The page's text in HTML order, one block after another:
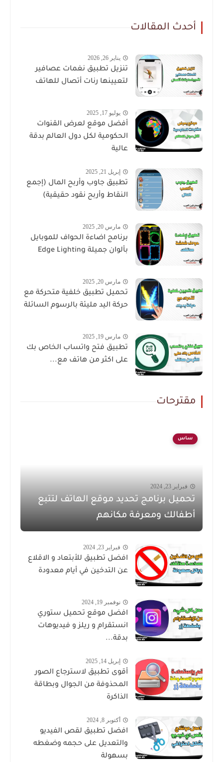
أحدث المقالات
يناير 26, 2026
تنزيل تطبيق نغمات عصافير
لتعيينها رنات أتصال للهاتف
يوليو 17, 2025
أفضل موقع لعرض القنوات
الحكومية لكل دول العالم بدقة
عالية
إبريل 21, 2025
تطبيق جاوب وأربح المال (إجمع
النقاط وأربح نقود حقيقية)
مارس 20, 2025
برنامج اضاءة الحواف للموبايل
بألوان جميلة Edge Lighting
مارس 20, 2025
تحميل تطبيق خلفية متحركة مع
حركة اليد مليئة بالرسوم السائلة
مارس 19, 2025
تطبيق فتح واتساب الخاص بك
على اكثر من هاتف مع...
مقترحات
ساس
فبراير 23, 2024
تحميل برنامج تحديد موقع الهاتف لتتبع
أطفالك ومعرفة مكانهم
فبراير 23, 2024
افضل تطبيق للأبتعاد و الاقلاع
عن التدخين في أيام معدودة
نوفمبر 19, 2024
افضل موقع تحميل ستوري
انستقرام و ريلز و فيديوهات
بدقة...
إبريل 14, 2025
أقوى تطبيق لاسترجاع الصور
المحذوفة من الجوال وبطاقة
الذاكرة
أكتوبر 8, 2024
افضل تطبيق لقص الفيديو
والتعديل على حجمه وضغطه
بسهولة